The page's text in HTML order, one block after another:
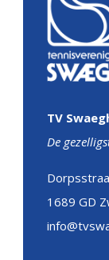
TV
De
1689 GD